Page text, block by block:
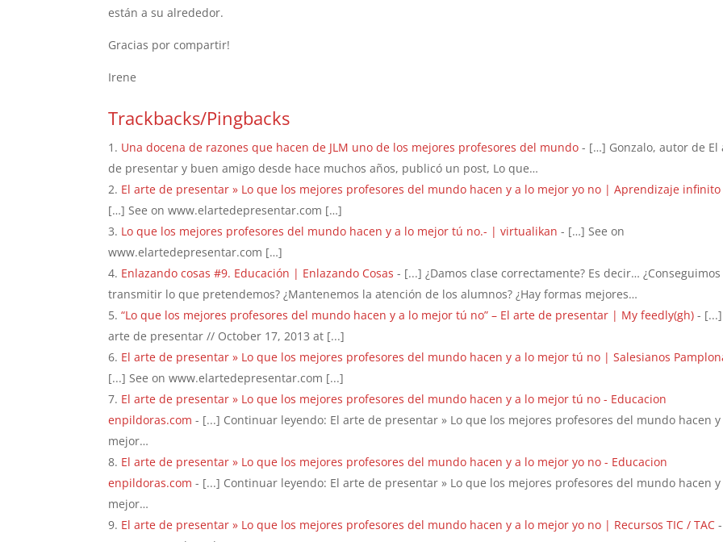
están a su alrededor.
Gracias por compartir!
Irene
Trackbacks/Pingbacks
Una docena de razones que hacen de JLM uno de los mejores profesores del mundo - […] Gonzalo, autor de El
de presentar y buen amigo desde hace muchos años, publicó un post, Lo que…
El arte de presentar » Lo que los mejores profesores del mundo hacen y a lo mejor yo no | Aprendizaje infinito
[…] See on www.elartedepresentar.com […]
Lo que los mejores profesores del mundo hacen y a lo mejor tú no.- | virtualikan - […] See on
www.elartedepresentar.com […]
Enlazando cosas #9. Educación | Enlazando Cosas - [...] ¿Damos clase correctamente? Es decir… ¿Conseguimos
transmitir lo que pretendemos? ¿Mantenemos la atención de los alumnos? ¿Hay formas mejores…
“Lo que los mejores profesores del mundo hacen y a lo mejor tú no” – El arte de presentar | My feedly(gh) -
arte de presentar // October 17, 2013 at [...]
El arte de presentar » Lo que los mejores profesores del mundo hacen y a lo mejor tú no | Salesianos
[...] See on www.elartedepresentar.com [...]
El arte de presentar » Lo que los mejores profesores del mundo hacen y a lo mejor tú no - Educacion
enpildoras.com - [...] Continuar leyendo: El arte de presentar » Lo que los mejores profesores del mundo hacen
mejor…
El arte de presentar » Lo que los mejores profesores del mundo hacen y a lo mejor yo no - Educacion
enpildoras.com - [...] Continuar leyendo: El arte de presentar » Lo que los mejores profesores del mundo hacen
mejor…
El arte de presentar » Lo que los mejores profesores del mundo hacen y a lo mejor yo no | Recursos TIC / TAC